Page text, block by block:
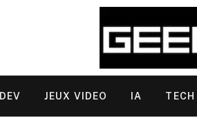
DEV JEUX VIDEO IA TECH